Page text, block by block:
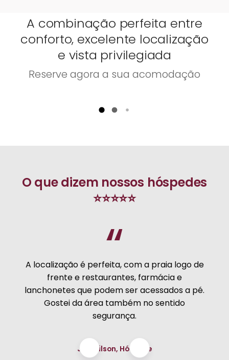
A combinação perfeita entre
conforto, excelente localização
e vista privilegiada
Reserve agora a sua acomodação
O que dizem nossos hóspedes
⭐⭐⭐⭐⭐
“
A localização é perfeita, com a praia logo de
frente e restaurantes, farmácia e
lanchonetes que podem ser acessados a pé.
Gostei da área também no sentido
segurança.
Josenilson, Hóspede